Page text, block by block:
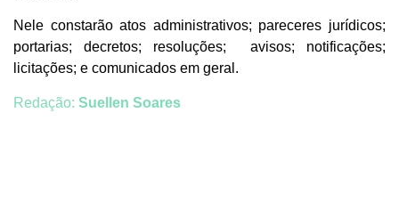
Nele constarão atos administrativos; pareceres jurídicos;
portarias; decretos; resoluções; avisos; notificações;
licitações; e comunicados em geral.
Redação: Suellen Soares